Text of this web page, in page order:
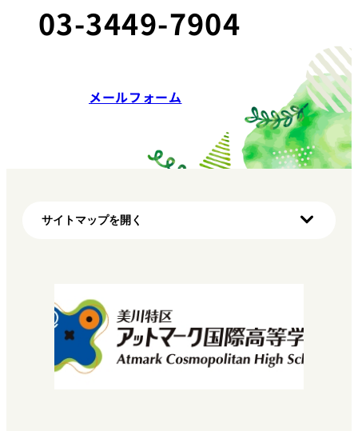
03-3449-7904
メールフォーム
サイトマップを開く
初めての方へ（明蓬館高校の特徴）
学び方
マイプロ
先生・コーチについて